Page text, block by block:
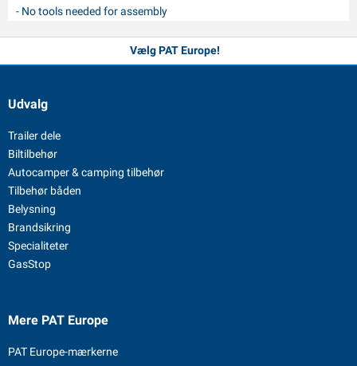
- No tools needed for assembly
Vælg PAT Europe!
Udvalg
Trailer dele
Biltilbehør
Autocamper & camping tilbehør
Tilbehør båden
Belysning
Brandsikring
Specialiteter
GasStop
Mere PAT Europe
PAT Europe-mærkerne